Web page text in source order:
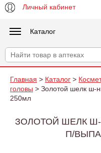
Личный кабинет
Каталог
Главная > Каталог >
головы > Золотой шелк ш-
250мл
ЗОЛОТОЙ ШЕЛК
П/